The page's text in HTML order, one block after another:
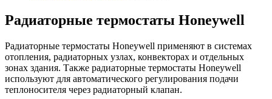
Радиаторные термостаты Honeywell
Радиаторные термостаты Honeywell применяют в системах
отопления, радиаторных узлах, конвекторах и отдельных
зонах здания. Также радиаторные термостаты Honeywell
используют для автоматического регулирования подачи
теплоносителя через радиаторный клапан.